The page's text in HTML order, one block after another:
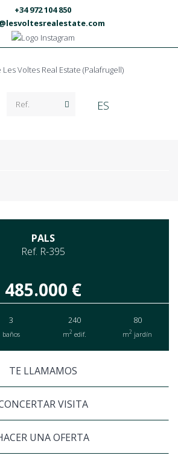
+34 972 104 850
ES
PALS
Ref. R-395
485.000 €
3
baños
240
m2 edif.
80
m2 jardín
TE LLAMAMOS
VISITA
UNA OFERTA